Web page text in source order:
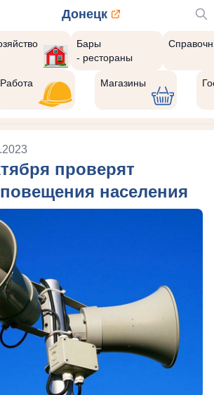
Донецк
Бары
- рестораны
Работа Магазины
проверят
населения